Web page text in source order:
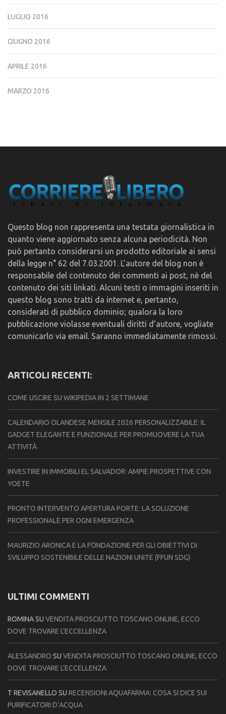
LUGLIO 2016
GIUGNO 2016
APRILE 2016
MARZO 2016
Questo blog non rappresenta una testata giornalistica in
quanto viene aggiornato senza alcuna periodicità. Non
può pertanto considerarsi un prodotto editoriale ai sensi
della legge n° 62 del 7.03.2001. L’autore del blog non è
responsabile del contenuto dei commenti ai post, nè del
contenuto dei siti linkati. Alcuni testi o immagini inseriti in
questo blog sono tratti da internet e, pertanto,
considerati di pubblico dominio; qualora la loro
pubblicazione violasse eventuali diritti d’autore, vogliate
comunicarlo via email. Saranno immediatamente rimossi.
ARTICOLI RECENTI:
COME USCIRE SU WIKIPEDIA IN 2 SETTIMANE
CALENDARIO OLANDESE MENSILE 2026 PERSONALIZZABILE: IL
GADGET ELEGANTE E FUNZIONALE PER PROMUOVERE LA TUA
ATTIVITÀ
INVESTIRE IN IMMOBILI EL SALVADOR: AMPIE PROSPETTIVE CON
YOETE
PRONTO INTERVENTO APERTURA PORTE: LA SOLUZIONE
PROFESSIONALE PER OGNI EMERGENZA
MAURIZIO ARONICA E LA FONDAZIONE PER GLI OBIETTIVI DI
SVILUPPO SOSTENIBILE DELLE NAZIONI UNITE (FFUN SDG)
ULTIMI COMMENTI
ROMINASU VENDITA PROSCIUTTO TOSCANO ONLINE, ECCO
DOVE TROVARE L’ECCELLENZA
ALESSANDRO SU VENDITA PROSCIUTTO TOSCANO ONLINE, ECCO
DOVE TROVARE L’ECCELLENZA
T REVISANELLO SU RECENSIONI AQUAFARMA: COSA SI DICE SUI
PURIFICATORI D’ACQUA